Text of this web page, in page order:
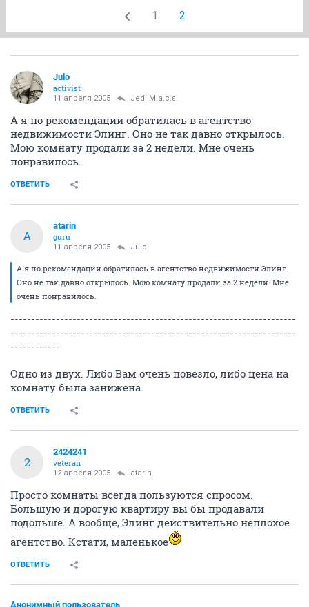
1 2
Julo
activist
11 апреля 2005 Jedi M.a.c.s.
А я по рекомендации обратилась в агентство
недвижимости Элинг. Оно не так давно открылось.
Мою комнату продали за 2 недели. Мне очень
понравилось.
ОТВЕТИТЬ
A
atarin
guru
11 апреля 2005 Julo
А я по рекомендации обратилась в агентство недвижимости Элинг.
Оно не так давно открылось. Мою комнату продали за 2 недели. Мне
очень понравилось.
---------------------------------------------------------------------
---------------------------------------------------------------------
------------
Одно из двух. Либо Вам очень повезло, либо цена на
комнату была занижена.
ОТВЕТИТЬ
2
2424241
veteran
12 апреля 2005 atarin
Просто комнаты всегда пользуются спросом.
Большую и дорогую квартиру вы бы продавали
подольше. А вообще, Элинг действительно неплохое
агентство. Кстати, маленькое
ОТВЕТИТЬ
Анонимный пользователь